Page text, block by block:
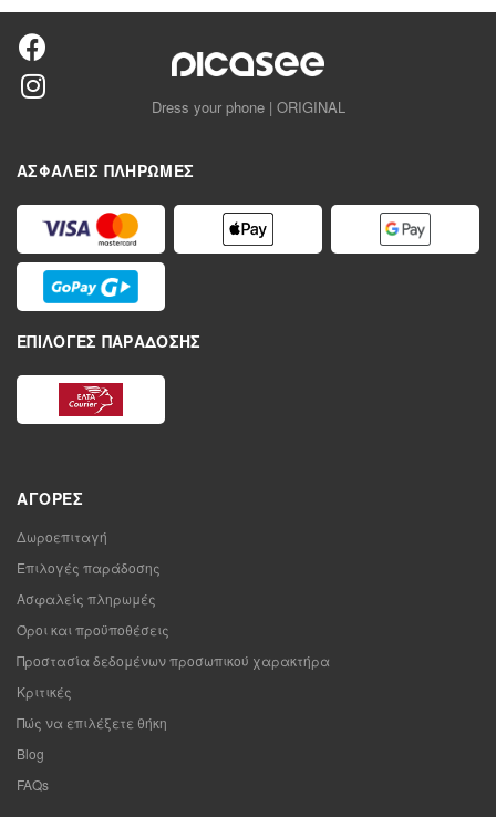
Dress your phone | ORIGINAL
ΑΣΦΑΛΕΊΣ ΠΛΗΡΩΜΈΣ
ΕΠΙΛΟΓΈΣ ΠΑΡΆΔΟΣΗΣ
ΑΓΟΡΈΣ
Δωροεπιταγή
Επιλογές παράδοσης
Ασφαλείς πληρωμές
Όροι και προϋποθέσεις
Προστασία δεδομένων προσωπικού χαρακτήρα
Κριτικές
Πώς να επιλέξετε θήκη
Blog
FAQs